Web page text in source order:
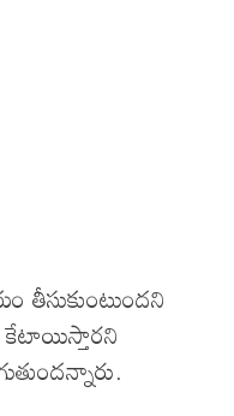
కేటాయిస్తారని